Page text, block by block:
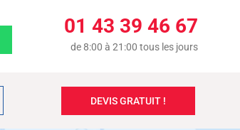
01 43 39 46 67
de 8:00 à 21:00 tous les jours
DEVIS GRATUIT !